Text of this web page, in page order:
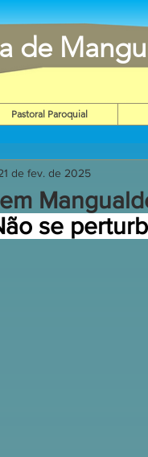
de
Pastoral Paroquial
de fev. de 2025
se